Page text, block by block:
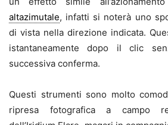
altazimutale, infatti si noterà uno
di vista nella direzione indicata.
istantaneamente dopo il clic
successiva conferma.
Questi strumenti sono molto
ripresa fotografica a campo